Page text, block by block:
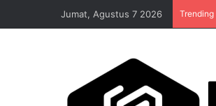
Jumat, Agustus 7 2026 Trending